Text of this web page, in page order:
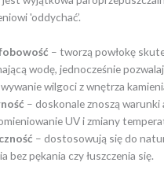
'oddychać’.
– tworzą powłokę
wodę, jednocześnie
wilgoci z wnętrza
– doskonale znoszą
UV i zmiany
– dostosowują się do
bez pękania czy łuszczenia się.